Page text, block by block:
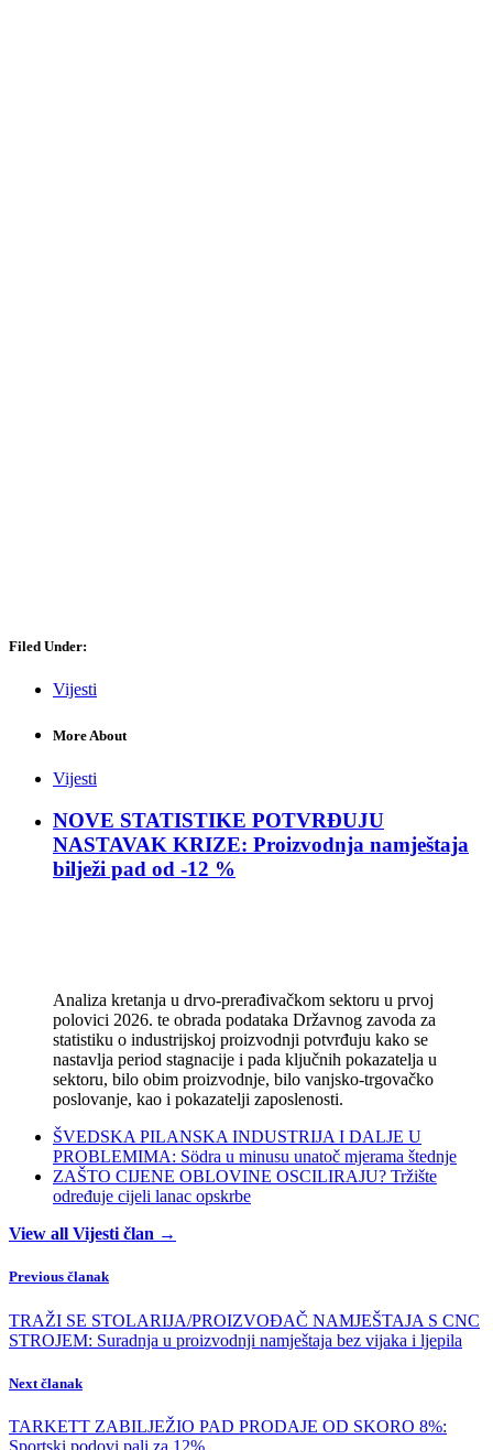
Filed Under:
Vijesti
More About
Vijesti
NOVE STATISTIKE POTVRĐUJU
NASTAVAK KRIZE: Proizvodnja namještaja
bilježi pad od -12 %
Analiza kretanja u drvo-prerađivačkom sektoru u prvoj
polovici 2026. te obrada podataka Državnog zavoda za
statistiku o industrijskoj proizvodnji potvrđuju kako se
nastavlja period stagnacije i pada ključnih pokazatelja u
sektoru, bilo obim proizvodnje, bilo vanjsko-trgovačko
poslovanje, kao i pokazatelji zaposlenosti.
ŠVEDSKA PILANSKA INDUSTRIJA I DALJE U
PROBLEMIMA: Södra u minusu unatoč mjerama štednje
ZAŠTO CIJENE OBLOVINE OSCILIRAJU? Tržište
određuje cijeli lanac opskrbe
View all Vijesti član →
Previous članak
TRAŽI SE STOLARIJA/PROIZVOĐAČ NAMJEŠTAJA S CNC
STROJEM: Suradnja u proizvodnji namještaja bez vijaka i ljepila
Next članak
TARKETT ZABILJEŽIO PAD PRODAJE OD SKORO 8%:
Sportski podovi pali za 12%